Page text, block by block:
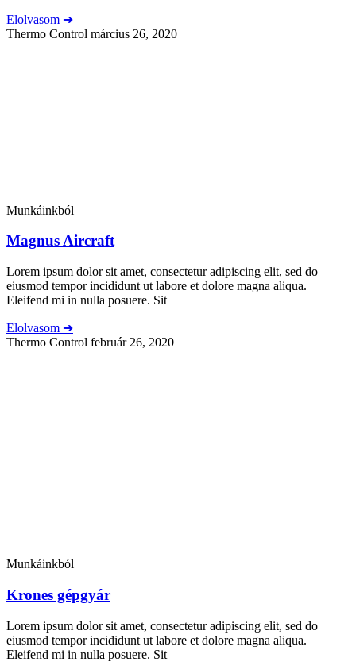
Elolvasom ➔
Thermo Control március 26, 2020
Munkáinkból
Magnus Aircraft
Lorem ipsum dolor sit amet, consectetur adipiscing elit, sed do
eiusmod tempor incididunt ut labore et dolore magna aliqua.
Eleifend mi in nulla posuere. Sit
Elolvasom ➔
Thermo Control február 26, 2020
Munkáinkból
Krones gépgyár
Lorem ipsum dolor sit amet, consectetur adipiscing elit, sed do
eiusmod tempor incididunt ut labore et dolore magna aliqua.
Eleifend mi in nulla posuere. Sit